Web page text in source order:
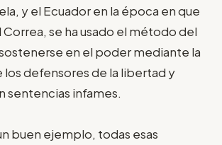
y el Ecuador en la época en que
se ha usado el método del
en el poder mediante la
defensores de la libertad y
sentencias infames.
buen ejemplo, todas esas